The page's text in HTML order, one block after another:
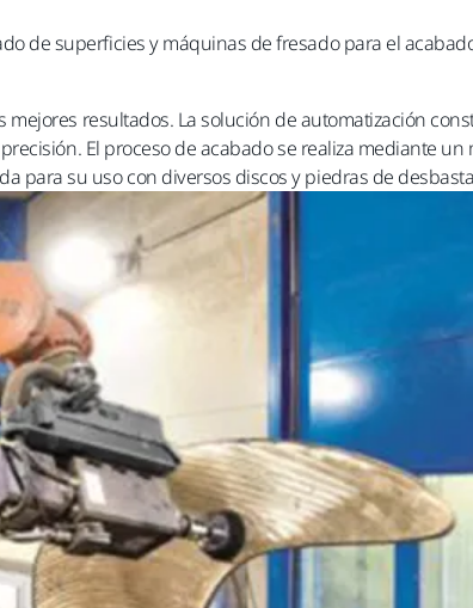
de superficies y máquinas de fresado para el
resultados. La solución de automatización
El proceso de acabado se realiza mediante un
para su uso con diversos discos y piedras de